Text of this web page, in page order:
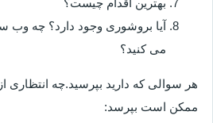
آیا بروشوری وجود دارد؟ چه وب
می کنید؟
هر سوالی که دارید بپرسید.چه انتظاری از
ممکن است بپرسد: